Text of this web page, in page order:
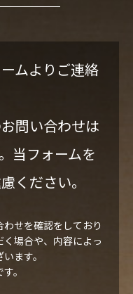
ムよりご連絡
問い合わせは
当フォームを
ください。
せを確認をしており
場合や、内容によっ
ます。
。